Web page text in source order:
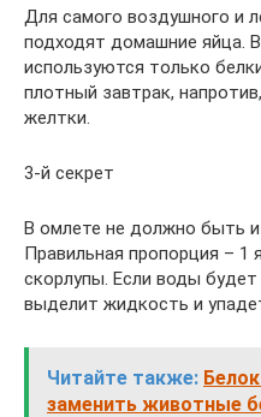
Для самого воздушного и
подходят домашние яйца.
используются только
плотный завтрак,
желтки.
3-й секрет
В омлете не должно быть
Правильная пропорция – 1
скорлупы. Если воды
выделит жидкость и
Читайте также:
заменить животные